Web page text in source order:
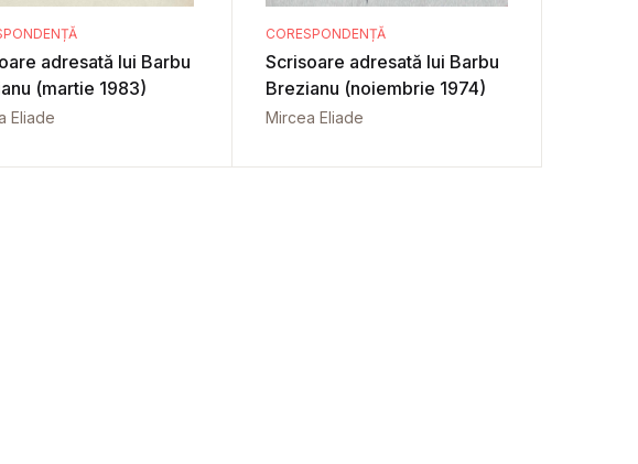
adresată lui Barbu
(martie 1983)
Eliade
CORESPONDENȚĂ
Scrisoare adresată lui Barbu
Brezianu (noiembrie 1974)
Mircea Eliade